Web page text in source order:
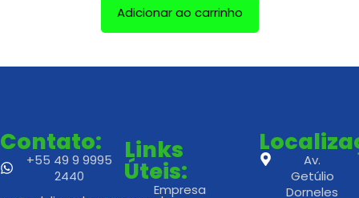
Adicionar ao carrinho
Contato:
+55 49 9 9995
2440
Links
Úteis:
Empresa
Av.
Getúlio
Dorneles